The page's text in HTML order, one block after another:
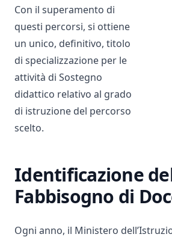
Con il superamento di
questi percorsi, si ottiene
un unico, definitivo, titolo
di specializzazione per le
attività di Sostegno
didattico relativo al grado
di istruzione del percorso
scelto.
Identificazione
Fabbisogno di
Ogni anno, il Ministero